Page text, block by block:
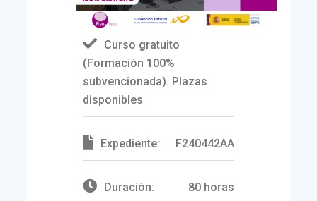
Curso gratuito
(Formación 100%
subvencionada). Plazas
disponibles
Expediente: F240442AA
Duración: 80 horas